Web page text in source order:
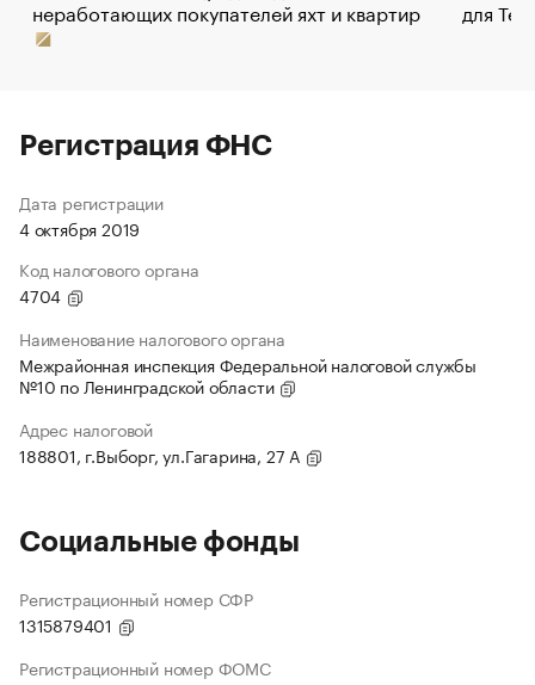
неработающих покупателей яхт и квартир
для
Регистрация ФНС
Дата регистрации
4 октября 2019
Код налогового органа
4704
Наименование налогового органа
Межрайонная инспекция Федеральной налоговой службы
№10 по Ленинградской области
Адрес налоговой
188801, г.Выборг, ул.Гагарина, 27 А
Социальные фонды
Регистрационный номер СФР
1315879401
Регистрационный номер ФОМС